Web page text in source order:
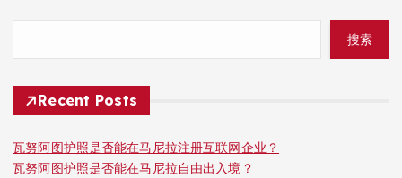
搜索
Recent Posts
瓦努阿图护照是否能在马尼拉注册互联网企业？
瓦努阿图护照是否能在马尼拉自由出入境？